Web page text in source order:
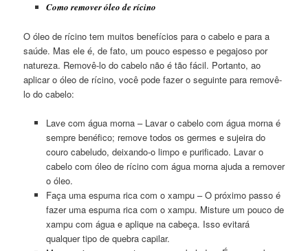
Como remover óleo de rícino
O óleo de rícino tem muitos benefícios para o cabelo e para a
saúde. Mas ele é, de fato, um pouco espesso e pegajoso por
natureza. Removê-lo do cabelo não é tão fácil. Portanto, ao
aplicar o óleo de rícino, você pode fazer o seguinte para removê-
lo do cabelo:
Lave com água morna – Lavar o cabelo com água morna é
sempre benéfico; remove todos os germes e sujeira do
couro cabeludo, deixando-o limpo e purificado. Lavar o
cabelo com óleo de rícino com água morna ajuda a remover
o óleo.
Faça uma espuma rica com o xampu – O próximo passo é
fazer uma espuma rica com o xampu. Misture um pouco de
xampu com água e aplique na cabeça. Isso evitará
qualquer tipo de quebra capilar.